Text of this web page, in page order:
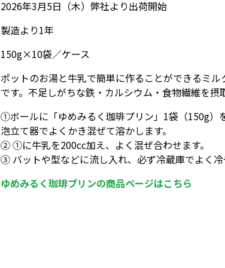
2026年3月5日（木）弊社より出荷開始
製造より1年
150g×10袋／ケース
ポットのお湯と牛乳で簡単に作ることができるミル
です。不足しがちな鉄・カルシウム・食物繊維を摂
①ボールに「ゆめみるく珈琲プリン」1袋（150g）
泡立て器でよくかき混ぜて溶かします。
② ①に牛乳を200cc加え、よく混ぜ合わせます。
③ バットや型などに流し入れ、必ず冷蔵庫でよく冷
ゆめみるく珈琲プリンの商品ページはこちら